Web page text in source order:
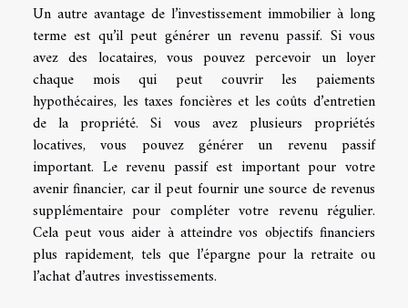
Un autre avantage de l’investissement immobilier à long
terme est qu’il peut générer un revenu passif. Si vous
avez des locataires, vous pouvez percevoir un loyer
chaque mois qui peut couvrir les paiements
hypothécaires, les taxes foncières et les coûts d’entretien
de la propriété. Si vous avez plusieurs propriétés
locatives, vous pouvez générer un revenu passif
important. Le revenu passif est important pour votre
avenir financier, car il peut fournir une source de revenus
supplémentaire pour compléter votre revenu régulier.
Cela peut vous aider à atteindre vos objectifs financiers
plus rapidement, tels que l’épargne pour la retraite ou
l’achat d’autres investissements.